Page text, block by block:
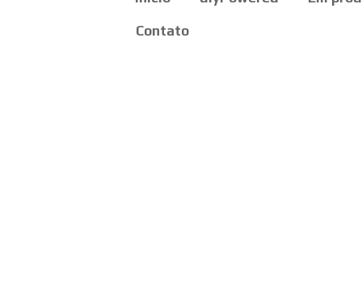
Contato